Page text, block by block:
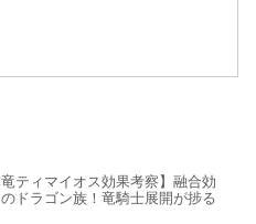
竜ティマイオス効果考察】融合効
ドラゴン族！竜騎士展開が捗る